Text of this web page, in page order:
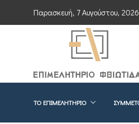
Παρασκευή, 7 Αυγούστου, 2026
ΤΟ ΕΠΙΜΕΛΗΤΉΡΙΟ